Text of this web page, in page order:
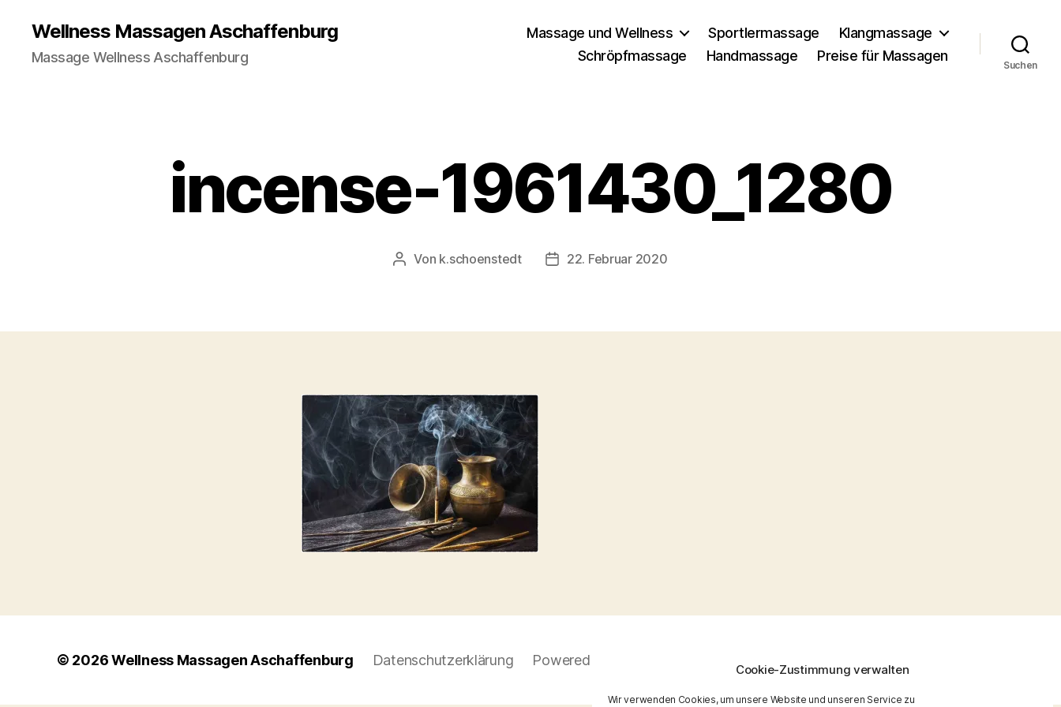
Cookie-Zustimmung verwalten
Wir verwenden Cookies, um unsere Website und unseren Service zu
Wellness Massagen Aschaffenburg
Massage Wellness Aschaffenburg
Massage und Wellness Sportlermassage
Klangmassage
Schröpfmassage
Handmassage Preise für Massagen
Suchen
incense-1961430_1280
Beitragsautor
Von k.schoenstedt Beitragsdatum
22. Februar 2020
© 2026Wellness Massagen Aschaffenburg Datenschutzerklärung Powered by WordPress